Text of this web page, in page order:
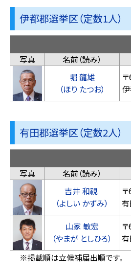
伊都郡選挙区（定数1人）
写真
名前（読み）
堀 龍雄
（ほり たつお）
有田郡選挙区（定数2人）
写真
名前（読み）
吉井 和視
（よしい かずみ）
山家 敏宏
（やまが としひろ）
※掲載順は立候補届出順です。